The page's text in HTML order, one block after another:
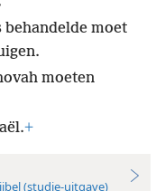
moet
moeten
+
(studie-uitgave)